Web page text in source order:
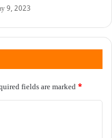
9, 2023
fields are marked *